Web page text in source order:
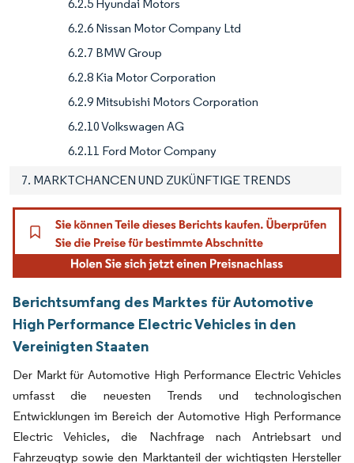
6.2.5 Hyundai Motors
6.2.6 Nissan Motor Company Ltd
6.2.7 BMW Group
6.2.8 Kia Motor Corporation
6.2.9 Mitsubishi Motors Corporation
6.2.10 Volkswagen AG
6.2.11 Ford Motor Company
7. MARKTCHANCEN UND ZUKÜNFTIGE TRENDS
Berichtsumfang des Marktes für Automotive
High Performance Electric Vehicles in den
Vereinigten Staaten
Der Markt für Automotive High Performance Electric Vehicles
umfasst die neuesten Trends und technologischen
Entwicklungen im Bereich der Automotive High Performance
Electric Vehicles, die Nachfrage nach Antriebsart und
Fahrzeugtyp sowie den Marktanteil der wichtigsten Hersteller